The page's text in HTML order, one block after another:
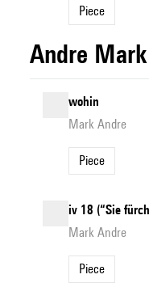
Piece
Andre Mark
wohin
Mark Andre
Piece
iv 18 (“Sie
Mark Andre
Piece